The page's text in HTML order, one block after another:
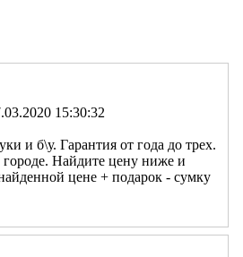
15:30:32
и б\у. Гарантия от года до трех.
Найдите цену ниже и
цене + подарок - сумку